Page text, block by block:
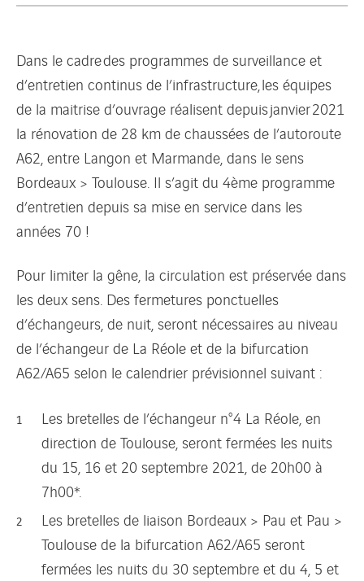
Dans le cadre des programmes de surveillance et
d’entretien continus de l’infrastructure, les équipes
de la maitrise d’ouvrage réalisent depuis janvier 2021
la rénovation de 28 km de chaussées de l’autoroute
A62, entre Langon et Marmande, dans le sens
Bordeaux > Toulouse. Il s’agit du 4ème programme
d’entretien depuis sa mise en service dans les
années 70 !
Pour limiter la gêne, la circulation est préservée dans
les deux sens. Des fermetures ponctuelles
d’échangeurs, de nuit, seront nécessaires au niveau
de l’échangeur de La Réole et de la bifurcation
A62/A65 selon le calendrier prévisionnel suivant :
Les bretelles de l’échangeur n°4 La Réole, en
direction de Toulouse, seront fermées les nuits
du 15, 16 et 20 septembre 2021, de 20h00 à
7h00*.
Les bretelles de liaison Bordeaux > Pau et Pau >
Toulouse de la bifurcation A62/A65 seront
fermées les nuits du 30 septembre et du 4, 5 et